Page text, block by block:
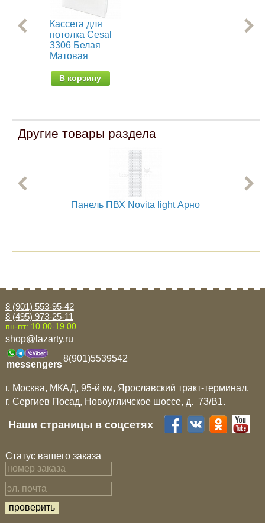
Кассета для
потолка Cesal
3306 Белая
Матовая
В корзину
Другие товары раздела
Панель ПВХ Novita light Арно
8 (901) 553-95-42
8 (495) 973-25-11
пн-пт: 10.00-19.00
shop@lazarty.ru
messengers
8(901)5539542
г. Москва, МКАД, 95-й км, Ярославский тракт-терминал.
г. Сергиев Посад, Новоугличское шоссе, д. 73/B1.
Наши страницы в соцсетях
Статус вашего заказа